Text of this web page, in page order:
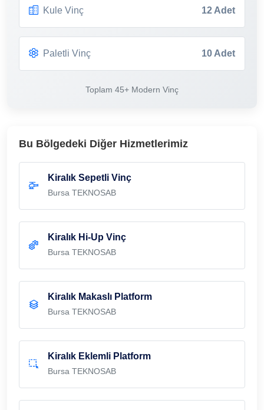
Kule Vinç 12 Adet
Paletli Vinç 10 Adet
Toplam 45+ Modern Vinç
Bu Bölgedeki Diğer Hizmetlerimiz
Kiralık Sepetli Vinç
Bursa TEKNOSAB
Kiralık Hi-Up Vinç
Bursa TEKNOSAB
Kiralık Makaslı Platform
Bursa TEKNOSAB
Kiralık Eklemli Platform
Bursa TEKNOSAB